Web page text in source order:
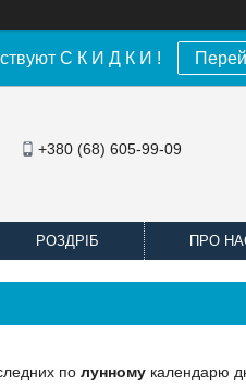
С К И Д К И !
+380 (68) 605-99-09
РОЗДРІБ ПРО
по лунному календарю